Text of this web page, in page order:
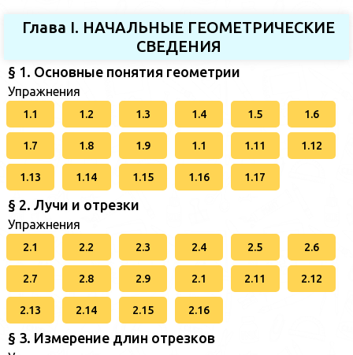
Глава I. НАЧАЛЬНЫЕ ГЕОМЕТРИЧЕСКИЕ
СВЕДЕНИЯ
§ 1. Основные понятия геометрии
Упражнения
1.1 1.2 1.3 1.4 1.5 1.6
1.7 1.8 1.9 1.1 1.11 1.12
1.13 1.14 1.15 1.16 1.17
§ 2. Лучи и отрезки
Упражнения
2.1 2.2 2.3 2.4 2.5 2.6
2.7 2.8 2.9 2.1 2.11 2.12
2.13 2.14 2.15 2.16
§ 3. Измерение длин отрезков